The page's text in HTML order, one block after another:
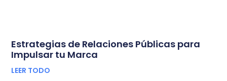
Estrategias de Relaciones Públicas para
Impulsar tu Marca
LEER TODO